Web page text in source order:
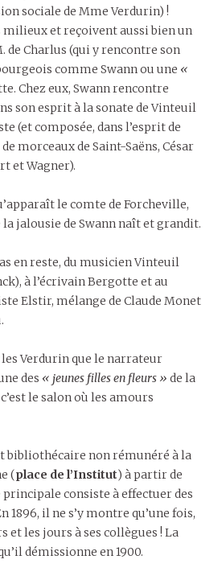
sociale de Mme Verdurin) !
et reçoivent aussi bien un
Charlus (qui y rencontre son
comme Swann ou une «
Chez eux, Swann rencontre
son esprit à la sonate de Vinteuil
(et composée, dans l’esprit de
morceaux de Saint-Saëns, César
et Wagner).
le comte de Forcheville,
la jalousie de Swann naît et grandit.
en reste, du musicien Vinteuil
à l’écrivain Bergotte et au
Elstir, mélange de Claude Monet
les Verdurin que le narrateur
des « jeunes filles en fleurs » de la
le salon où les amours
bibliothécaire non rémunéré à la
(place de l’Institut) à partir de
principale consiste à effectuer des
1896, il ne s’y montre qu’une fois,
les jours à ses collègues ! La
démissionne en 1900.